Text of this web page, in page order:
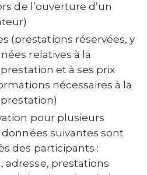
de l’ouverture d’un
(prestations réservées, y
relatives à la
et à ses prix
nécessaires à la
pour plusieurs
suivantes sont
des participants :
adresse, prestations